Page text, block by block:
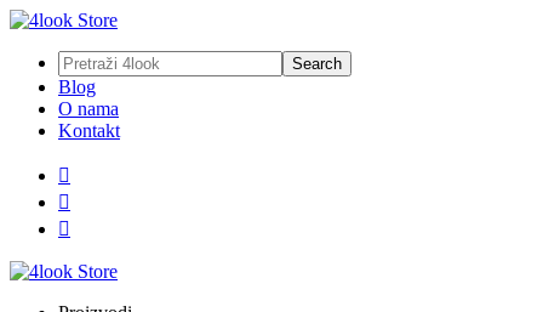
Blog
O nama
Kontakt


